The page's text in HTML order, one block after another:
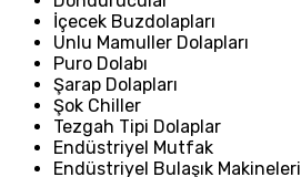
İçecek Buzdolapları
Unlu Mamuller Dolapları
Puro Dolabı
Şarap Dolapları
Şok Chiller
Tezgah Tipi Dolaplar
Endüstriyel Mutfak
Endüstriyel Bulaşık Makineleri